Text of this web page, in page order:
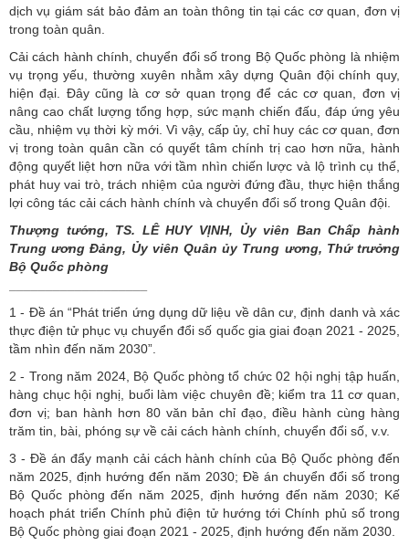
dịch vụ giám sát bảo đảm an toàn thông tin tại các cơ quan, đơn vị
trong toàn quân.
Cải cách hành chính, chuyển đổi số trong Bộ Quốc phòng là nhiệm
vụ trọng yếu, thường xuyên nhằm xây dựng Quân đội chính quy,
hiện đại. Đây cũng là cơ sở quan trọng để các cơ quan, đơn vị
nâng cao chất lượng tổng hợp, sức mạnh chiến đấu, đáp ứng yêu
cầu, nhiệm vụ thời kỳ mới. Vì vậy, cấp ủy, chỉ huy các cơ quan, đơn
vị trong toàn quân cần có quyết tâm chính trị cao hơn nữa, hành
động quyết liệt hơn nữa với tầm nhìn chiến lược và lộ trình cụ thể,
phát huy vai trò, trách nhiệm của người đứng đầu, thực hiện thắng
lợi công tác cải cách hành chính và chuyển đổi số trong Quân đội.
Thượng tướng, TS. LÊ HUY VỊNH, Ủy viên Ban Chấp hành
Trung ương Đảng, Ủy viên Quân ủy Trung ương, Thứ trưởng
Bộ Quốc phòng
1 - Đề án “Phát triển ứng dụng dữ liệu về dân cư, định danh và xác
thực điện tử phục vụ chuyển đổi số quốc gia giai đoạn 2021 - 2025,
tầm nhìn đến năm 2030”.
2 - Trong năm 2024, Bộ Quốc phòng tổ chức 02 hội nghị tập huấn,
hàng chục hội nghị, buổi làm việc chuyên đề; kiểm tra 11 cơ quan,
đơn vị; ban hành hơn 80 văn bản chỉ đạo, điều hành cùng hàng
trăm tin, bài, phóng sự về cải cách hành chính, chuyển đổi số, v.v.
3 - Đề án đẩy mạnh cải cách hành chính của Bộ Quốc phòng đến
năm 2025, định hướng đến năm 2030; Đề án chuyển đổi số trong
Bộ Quốc phòng đến năm 2025, định hướng đến năm 2030; Kế
hoạch phát triển Chính phủ điện tử hướng tới Chính phủ số trong
Bộ Quốc phòng giai đoạn 2021 - 2025, định hướng đến năm 2030.